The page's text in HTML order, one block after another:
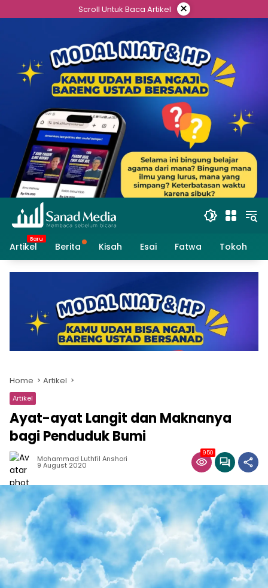
to
Scroll Untuk Baca Artikel ×
Artikel Berita Kisah Esai Fatwa Tokoh
Home Artikel
Artikel
Ayat-ayat Langit dan Maknanya
bagi Penduduk Bumi
Mohammad Luthfil Anshori
9 August 2020
950